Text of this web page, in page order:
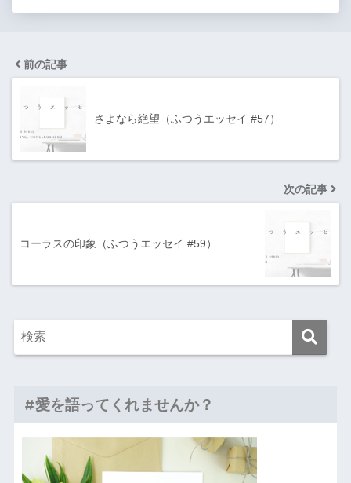
前の記事
さよなら絶望（ふつうエッセイ #57）
次の記事
コーラスの印象（ふつうエッセイ #59）
#愛を語ってくれませんか？